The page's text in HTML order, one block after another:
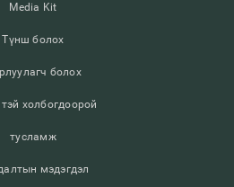
Media Kit
Түнш болох
болох
холбогдоорой
тусламж
мэдэгдэл